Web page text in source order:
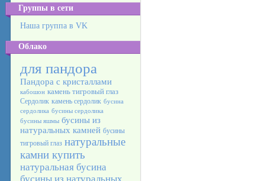
Группы в сети
Наша группа в VK
Облако
для пандора
Пандора с кристаллами
кабошон камень тигровый глаз
Сердолик камень сердолик бусина
сердолика бусины сердолика
бусины яшмы бусины из
натуральных камней бусины
тигровый глаз натуральные
камни купить
натуральная бусина